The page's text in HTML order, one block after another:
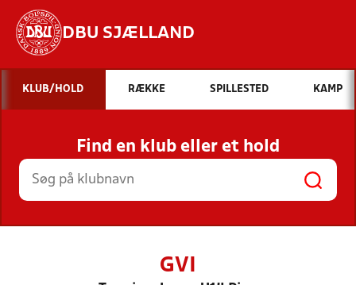
DBU SJÆLLAND
Hvad vil du søge efter?
INDHOLD OG NYHEDER
STILLINGER, RESULTATER, KLUBBER OG
HOLD
KLUB/HOLD RÆKKE SPILLESTED KAMP
Find en klub eller et hold
GVI